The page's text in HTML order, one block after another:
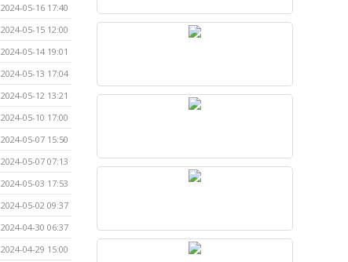
2024-05-16 17:40
2024-05-15 12:00
2024-05-14 19:01
2024-05-13 17:04
2024-05-12 13:21
2024-05-10 17:00
2024-05-07 15:50
2024-05-07 07:13
2024-05-03 17:53
2024-05-02 09:37
2024-04-30 06:37
2024-04-29 15:00